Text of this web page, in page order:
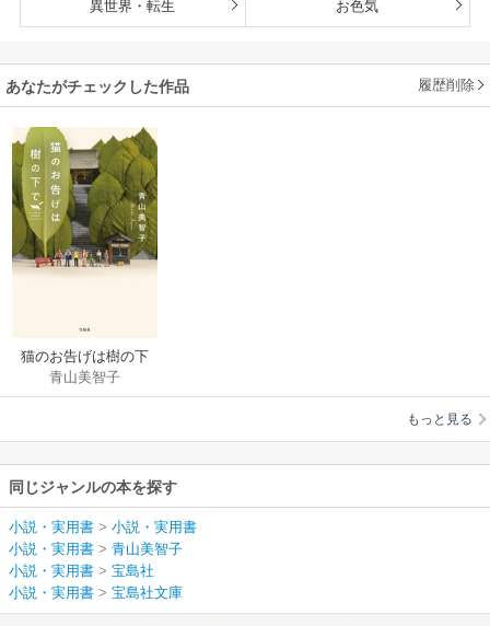
異世界・転生 お色気
あなたがチェックした作品 履歴削除
猫のお告げは樹の下
で
青山美智子
もっと見る
同じジャンルの本を探す
小説・実用書 > 小説・実用書
小説・実用書 > 青山美智子
小説・実用書 > 宝島社
小説・実用書 > 宝島社文庫